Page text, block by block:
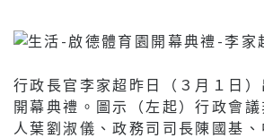
行政長官李家超昨日（３月１日
開幕典禮。圖示（左起）行政會
人葉劉淑儀、政務司司長陳國基